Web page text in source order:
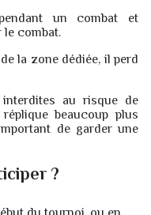
un combat et
le combat.
la zone dédiée, il perd
au risque de
beaucoup plus
de garder une
?